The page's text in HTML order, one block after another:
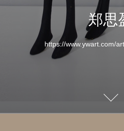
郑思
https://www.ywart.com/